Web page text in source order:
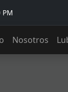
Nosotros